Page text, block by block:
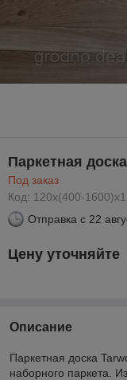
Паркетная
Под заказ
Код: 120x(400-
Отправка с 22
Цену уточняйте
Описание
Паркетная доска
наборного паркета.